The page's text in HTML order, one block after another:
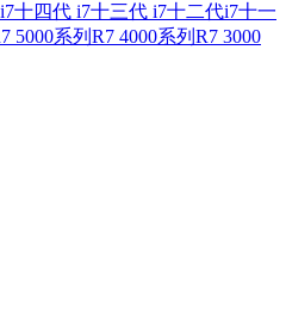
十四代 i7十三代 i7十二代i7十一
5000系列 R7 4000系列 R7 3000